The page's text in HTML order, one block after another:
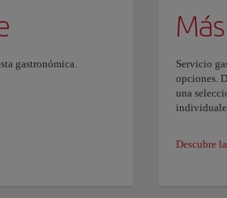
gastronómica.
Servicio
opciones.
una
Descubre